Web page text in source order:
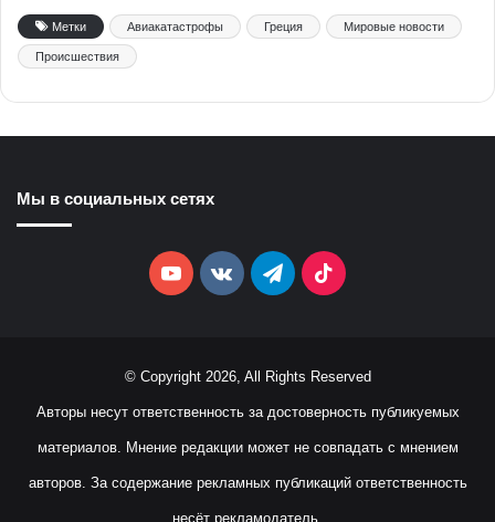
Метки Авиакатастрофы Греция Мировые новости
Происшествия
Мы в социальных сетях
YouTubevk.comTelegramTikTok
© Copyright 2026, All Rights Reserved
Авторы несут ответственность за достоверность публикуемых
материалов. Мнение редакции может не совпадать с мнением
авторов. За содержание рекламных публикаций ответственность
несёт рекламодатель.